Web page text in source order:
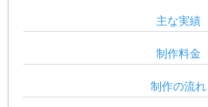
主な実績
制作料金
制作の流れ